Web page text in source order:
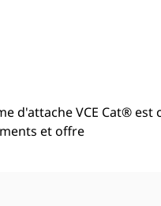
d'attache VCE Cat®
et offre